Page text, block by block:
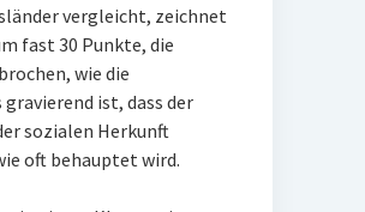
vergleicht, zeichnet
fast 30 Punkte, die
wie die
ist, dass der
sozialen Herkunft
oft behauptet wird.